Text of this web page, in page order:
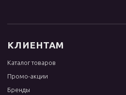
КЛИЕНТАМ
Каталог товаров
Промо-акции
Бренды